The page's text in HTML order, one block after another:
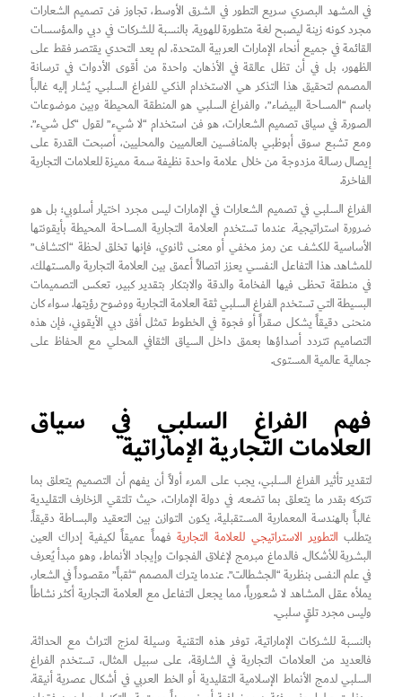
في المشهد البصري سريع التطور في الشرق الأوسط، تجاوز فن تصميم الشعارات
مجرد كونه زينة ليصبح لغة متطورة للهوية. بالنسبة للشركات في دبي والمؤسسات
القائمة في جميع أنحاء الإمارات العربية المتحدة، لم يعد التحدي يقتصر فقط على
الظهور، بل في أن تظل عالقة في الأذهان. واحدة من أقوى الأدوات في ترسانة
المصمم لتحقيق هذا التذكر هي الاستخدام الذكي للفراغ السلبي. يُشار إليه غالباً
باسم “المساحة البيضاء”، والفراغ السلبي هو المنطقة المحيطة وبين موضوعات
الصورة. في سياق تصميم الشعارات، هو فن استخدام “لا شيء” لقول “كل شيء”.
ومع تشبع سوق أبوظبي بالمنافسين العالميين والمحليين، أصبحت القدرة على
إيصال رسالة مزدوجة من خلال علامة واحدة نظيفة سمة مميزة للعلامات التجارية
الفاخرة.
الفراغ السلبي في تصميم الشعارات في الإمارات ليس مجرد اختيار أسلوبي؛ بل هو
ضرورة استراتيجية. عندما تستخدم العلامة التجارية المساحة المحيطة بأيقونتها
الأساسية للكشف عن رمز مخفي أو معنى ثانوي، فإنها تخلق لحظة “اكتشاف”
للمشاهد. هذا التفاعل النفسي يعزز اتصالاً أعمق بين العلامة التجارية والمستهلك.
في منطقة تحظى فيها الفخامة والدقة والابتكار بتقدير كبير، تعكس التصميمات
البسيطة التي تستخدم الفراغ السلبي ثقة العلامة التجارية ووضوح رؤيتها. سواء كان
منحنى دقيقاً يشكل صقراً أو فجوة في الخطوط تمثل أفق دبي الأيقوني، فإن هذه
التصاميم تتردد أصداؤها بعمق داخل السياق الثقافي المحلي مع الحفاظ على
جمالية عالمية المستوى.
فهم الفراغ السلبي في سياق
العلامات التجارية الإماراتية
لتقدير تأثير الفراغ السلبي، يجب على المرء أولاً أن يفهم أن التصميم يتعلق بما
تتركه بقدر ما يتعلق بما تضعه. في دولة الإمارات، حيث تلتقي الزخارف التقليدية
غالباً بالهندسة المعمارية المستقبلية، يكون التوازن بين التعقيد والبساطة دقيقاً.
يتطلب التطوير الاستراتيجي للعلامة التجاريةفهماً عميقاً لكيفية إدراك العين
البشرية للأشكال. فالدماغ مبرمج لإغلاق الفجوات وإيجاد الأنماط، وهو مبدأ يُعرف
في علم النفس بنظرية “الجشطالت”. عندما يترك المصمم “ثقباً” مقصوداً في الشعار،
يملأه عقل المشاهد لا شعورياً، مما يجعل التفاعل مع العلامة التجارية أكثر نشاطاً
وليس مجرد تلقٍ سلبي.
بالنسبة للشركات الإماراتية، توفر هذه التقنية وسيلة لمزج التراث مع الحداثة.
فالعديد من العلامات التجارية في الشارقة، على سبيل المثال، تستخدم الفراغ
السلبي لدمج الأنماط الإسلامية التقليدية أو الخط العربي في أشكال عصرية أنيقة.